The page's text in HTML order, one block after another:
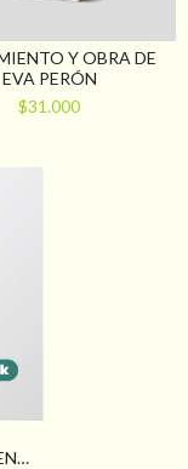
Y OBRA DE
EVA PERÓN
$31.000